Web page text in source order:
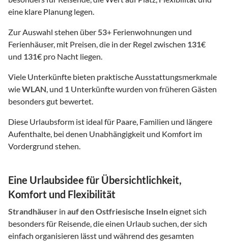
eine klare Planung legen.
Zur Auswahl stehen über 53+ Ferienwohnungen und
Ferienhäuser, mit Preisen, die in der Regel zwischen 131€
und 131€ pro Nacht liegen.
Viele Unterkünfte bieten praktische Ausstattungsmerkmale
wieWLAN , und 1 Unterkünfte wurden von früheren Gästen
besonders gut bewertet.
Diese Urlaubsform ist ideal für Paare, Familien und längere
Aufenthalte, bei denen Unabhängigkeit und Komfort im
Vordergrund stehen.
Eine Urlaubsidee für Übersichtlichkeit,
Komfort und Flexibilität
Strandhäuser in auf den Ostfriesische Inselneignet sich
besonders für Reisende, die einen Urlaub suchen, der sich
einfach organisieren lässt und während des gesamten